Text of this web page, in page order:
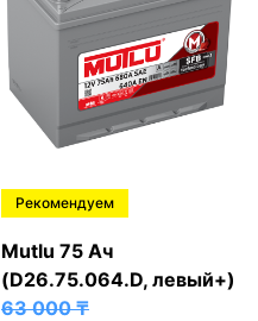
Рекомендуем
Mutlu 75 Ач
(D26.75.064.D, левый+)
63 000₸